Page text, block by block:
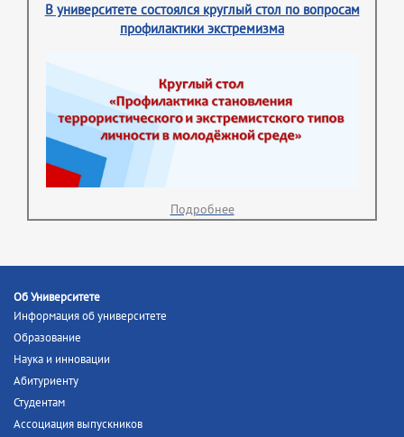
В университете состоялся круглый стол по вопросам
профилактики экстремизма
Подробнее
Об Университете
Информация об университете
Образование
Наука и инновации
Абитуриенту
Студентам
Ассоциация выпускников